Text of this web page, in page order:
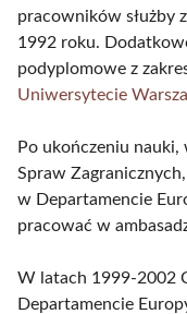
pracowników służby
1992 roku.
podyplomowe z
Uniwersytecie
Po ukończeniu
Spraw
w Departamencie
pracować w
W latach 1999-2002
Departamencie